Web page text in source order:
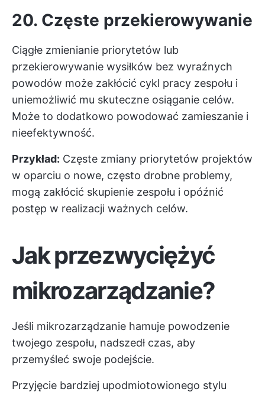
20. Częste przekierowywanie
Ciągłe zmienianie priorytetów lub
przekierowywanie wysiłków bez wyraźnych
powodów może zakłócić cykl pracy zespołu i
uniemożliwić mu skuteczne osiąganie celów.
Może to dodatkowo powodować zamieszanie i
nieefektywność.
Przykład: Częste zmiany priorytetów projektów
w oparciu o nowe, często drobne problemy,
mogą zakłócić skupienie zespołu i opóźnić
postęp w realizacji ważnych celów.
Jak przezwyciężyć
mikrozarządzanie?
Jeśli mikrozarządzanie hamuje powodzenie
twojego zespołu, nadszedł czas, aby
przemyśleć swoje podejście.
Przyjęcie bardziej upodmiotowionego stylu